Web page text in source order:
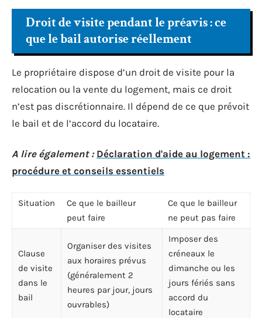
Droit de visite pendant le préavis : ce
que le bail autorise réellement
Le propriétaire dispose d’un droit de visite pour la
relocation ou la vente du logement, mais ce droit
n’est pas discrétionnaire. Il dépend de ce que prévoit
le bail et de l’accord du locataire.
A lire également : Déclaration d'aide au logement :
procédure et conseils essentiels
Situation
Ce que le bailleur
peut faire
Ce que le bailleur
ne peut pas faire
Clause
de visite
dans le
bail
Organiser des visites
aux horaires prévus
(généralement 2
heures par jour, jours
ouvrables)
Imposer des
créneaux le
dimanche ou les
jours fériés sans
accord du
locataire